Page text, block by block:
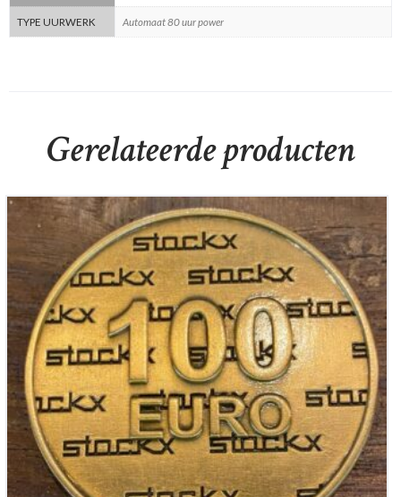
TYPE UURWERK Automaat 80 uur power
Gerelateerde producten
Stockx juwelier Cadeau munt 100,-
€100